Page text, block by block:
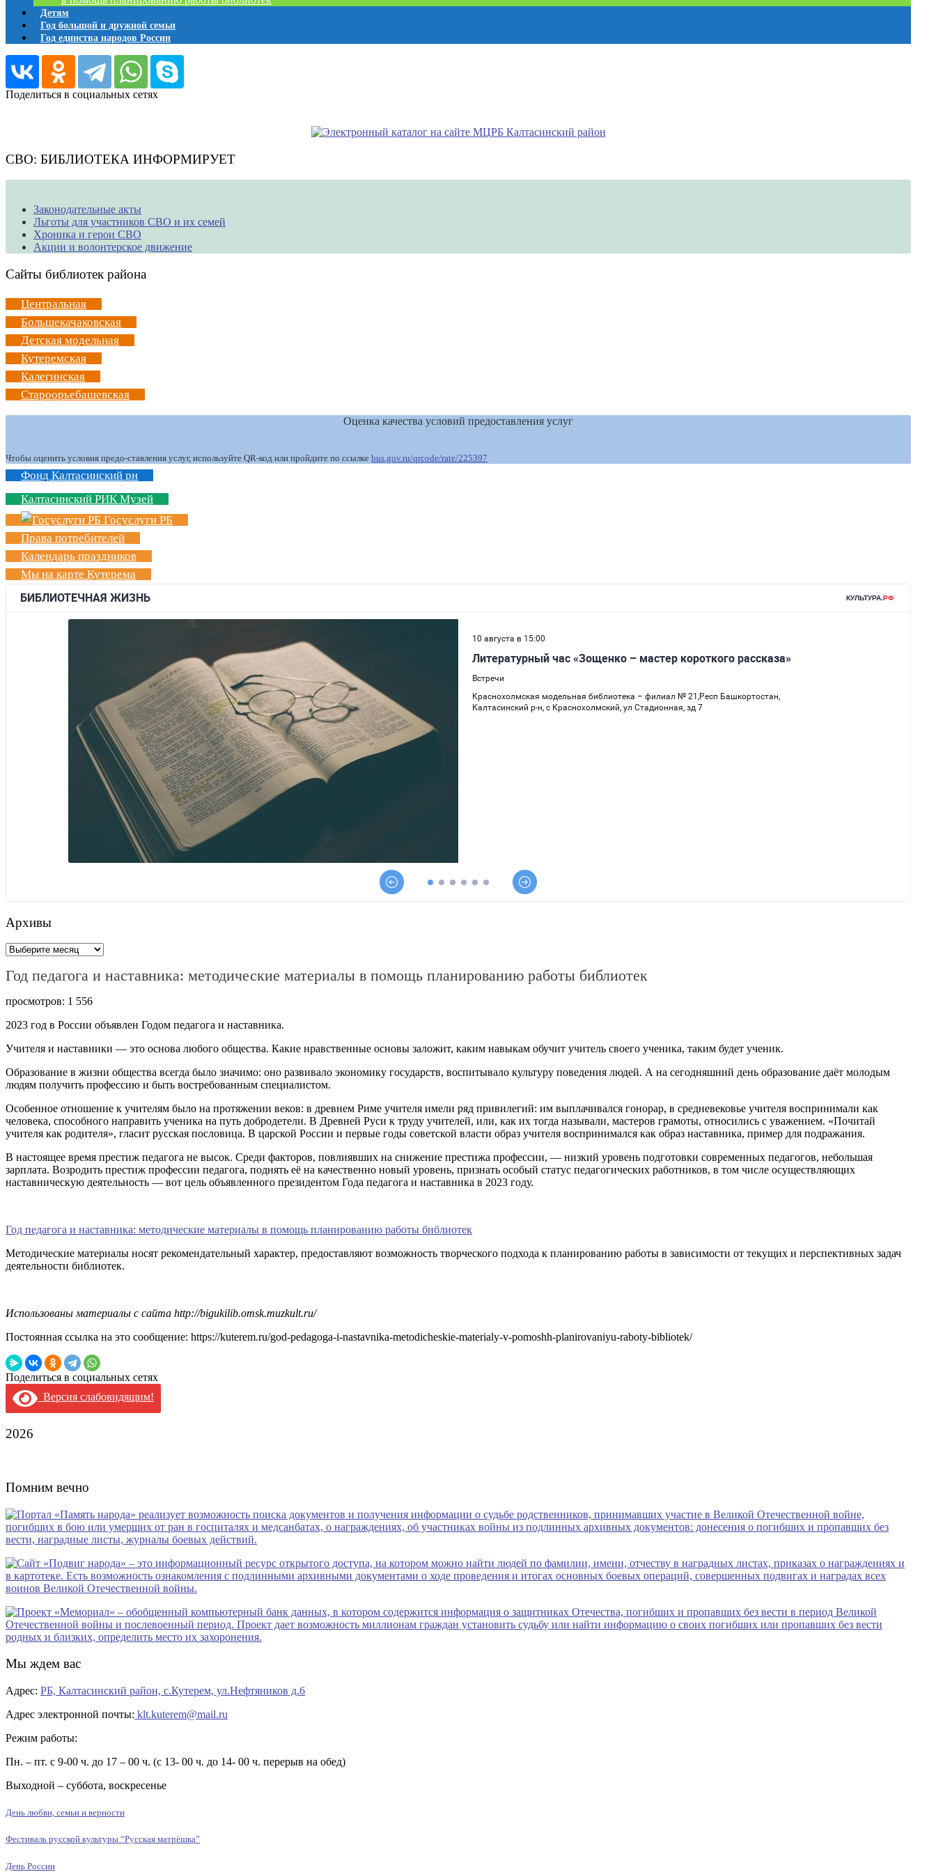
Детям
Год большой и дружной семьи
Год единства народов России
Поделиться в социальных сетях
СВО: БИБЛИОТЕКА ИНФОРМИРУЕТ
Законодательные акты
Льготы для участников СВО и их семей
Хроника и герои СВО
Акции и волонтерское движение
Сайты библиотек района
Центральная
Большекачаковская
Детская модельная
Кутеремская
Калегинская
Староорьебашевская
Оценка качества условий предоставления услуг
Чтобы оценить условия предо-ставления услуг, используйте QR-код или пройдите по ссылке bus.gov.ru/qrcode/rate/225397
Фонд Калтасинский рн
Калтасинский РИК Музей
Госуслуги РБ
Права потребителей
Календарь праздников
Мы на карте Кутерема
Архивы
Архивы
Год педагога и наставника: методические материалы в помощь планированию работы библиотек
просмотров: 1 556
2023 год в России объявлен Годом педагога и наставника.
Учителя и наставники — это основа любого общества. Какие нравственные основы заложит, каким навыкам обучит учитель своего ученика, таким будет ученик.
Образование в жизни общества всегда было значимо: оно развивало экономику государств, воспитывало культуру поведения людей. А на сегодняшний день образование даёт молодым
людям получить профессию и быть востребованным специалистом.
Особенное отношение к учителям было на протяжении веков: в древнем Риме учителя имели ряд привилегий: им выплачивался гонорар, в средневековье учителя воспринимали как
человека, способного направить ученика на путь добродетели. В Древней Руси к труду учителей, или, как их тогда называли, мастеров грамоты, относились с уважением. «Почитай
учителя как родителя», гласит русская пословица. В царской России и первые годы советской власти образ учителя воспринимался как образ наставника, пример для подражания.
В настоящее время престиж педагога не высок. Среди факторов, повлиявших на снижение престижа профессии, — низкий уровень подготовки современных педагогов, небольшая
зарплата. Возродить престиж профессии педагога, поднять её на качественно новый уровень, признать особый статус педагогических работников, в том числе осуществляющих
наставническую деятельность — вот цель объявленного президентом Года педагога и наставника в 2023 году.
Год педагога и наставника: методические материалы в помощь планированию работы библиотек
Методические материалы носят рекомендательный характер, предоставляют возможность творческого подхода к планированию работы в зависимости от текущих и перспективных задач
деятельности библиотек.
Использованы материалы с сайта http://bigukilib.omsk.muzkult.ru/
Постоянная ссылка на это сообщение: https://kuterem.ru/god-pedagoga-i-nastavnika-metodicheskie-materialy-v-pomoshh-planirovaniyu-raboty-bibliotek/
Поделиться в социальных сетях
Версия слабовидящим!
2026
Помним вечно
Мы ждем вас
Адрес: РБ, Калтасинский район, с.Кутерем, ул.Нефтяников д.6
Адрес электронной почты: klt.kuterem@mail.ru
Режим работы:
Пн. – пт. с 9-00 ч. до 17 – 00 ч. (с 13- 00 ч. до 14- 00 ч. перерыв на обед)
Выходной – суббота, воскресенье
День любви, семьи и верности
Фестиваль русской культуры “Русская матрёшка”
День России